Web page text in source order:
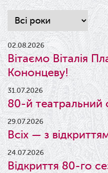
02.08.2026
Вітаємо Віталія
Кононцеву!
31.07.2026
80-й театральний
29.07.2026
Всіх — з
24.07.2026
Відкриття 80-го